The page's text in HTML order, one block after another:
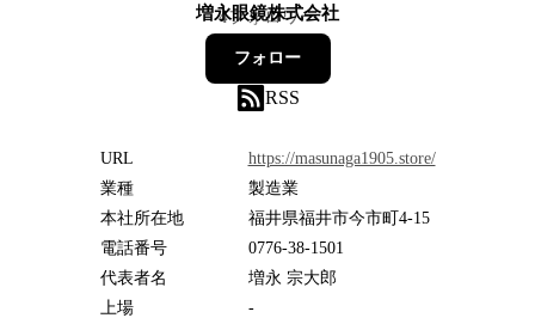
増永眼鏡株式会社
4フォロワー
フォロー
RSS
URL
https://masunaga1905.store/
業種
製造業
本社所在地
福井県福井市今市町4-15
電話番号
0776-38-1501
代表者名
増永 宗大郎
上場
-